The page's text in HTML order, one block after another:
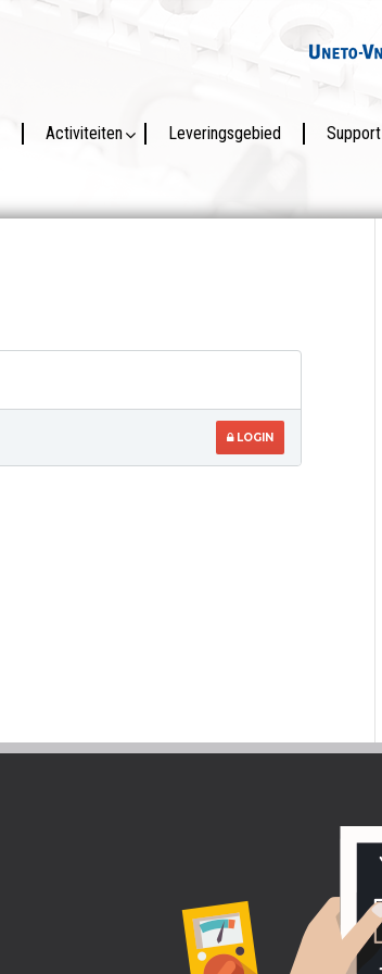
Activiteiten Leveringsgebied Support
LOGIN